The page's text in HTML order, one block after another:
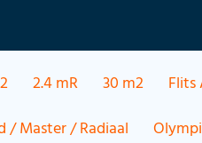
2.4 mR 30 m2 Flits
/ Master / Radiaal